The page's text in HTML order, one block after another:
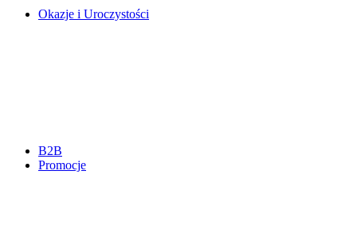
Okazje i Uroczystości
B2B
Promocje